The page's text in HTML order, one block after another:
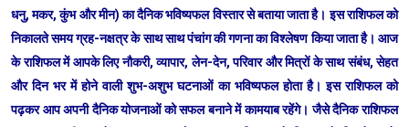
धनु, मकर, कुंभ और मीन) का दैनिक भविष्यफल विस्तार से बताया जाता है। इस राशिफल को
निकालते समय ग्रह-नक्षत्र के साथ साथ पंचांग की गणना का विश्लेषण किया जाता है। आज
के राशिफल में आपके लिए नौकरी, व्यापार, लेन-देन, परिवार और मित्रों के साथ संबंध, सेहत
और दिन भर में होने वाली शुभ-अशुभ घटनाओं का भविष्यफल होता है। इस राशिफल को
पढ़कर आप अपनी दैनिक योजनाओं को सफल बनाने में कामयाब रहेंगे। जैसे दैनिक राशिफल